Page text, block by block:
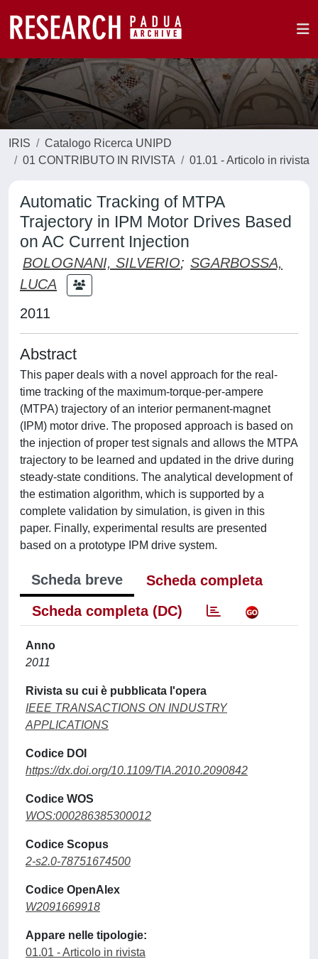
IRIS
Catalogo Ricerca UNIPD
01 CONTRIBUTO IN RIVISTA
01.01 - Articolo in rivista
Automatic Tracking of MTPA
Trajectory in IPM Motor Drives Based
on AC Current Injection
BOLOGNANI, SILVERIO; SGARBOSSA,
LUCA
2011
Abstract
This paper deals with a novel approach for the real-
time tracking of the maximum-torque-per-ampere
(MTPA) trajectory of an interior permanent-magnet
(IPM) motor drive. The proposed approach is based on
the injection of proper test signals and allows the MTPA
trajectory to be learned and updated in the drive during
steady-state conditions. The analytical development of
the estimation algorithm, which is supported by a
complete validation by simulation, is given in this
paper. Finally, experimental results are presented
based on a prototype IPM drive system.
Scheda breve
Scheda completa
Scheda completa (DC)
Anno
2011
Rivista su cui è pubblicata l'opera
IEEE TRANSACTIONS ON INDUSTRY
APPLICATIONS
Codice DOI
https://dx.doi.org/10.1109/TIA.2010.2090842
Codice WOS
WOS:000286385300012
Codice Scopus
2-s2.0-78751674500
Codice OpenAlex
W2091669918
Appare nelle tipologie:
01.01 - Articolo in rivista